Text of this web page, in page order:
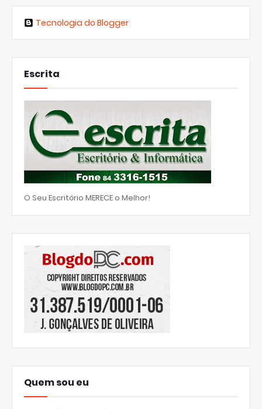
Tecnologia do Blogger
Escrita
O Seu Escritório MERECE o Melhor!
Quem sou eu